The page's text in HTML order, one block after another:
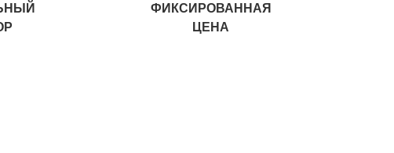
ФИКСИРОВАННАЯ
ЦЕНА